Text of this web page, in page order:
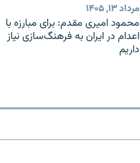
مرداد ۱۳, ۱۴۰۵
محمود امیری مقدم: برای مبارزه با
اعدام در ایران به فرهنگ‌سازی نیاز
داریم